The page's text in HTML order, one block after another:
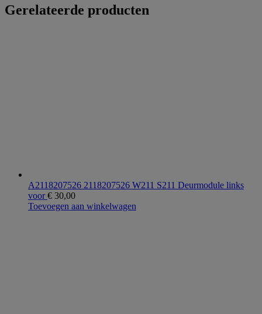
Gerelateerde producten
A2118207526 2118207526 W211 S211 Deurmodule links
voor€ 30,00
Toevoegen aan winkelwagen